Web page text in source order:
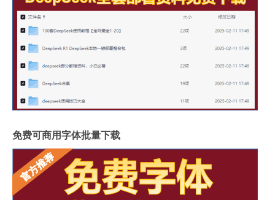
免费可商用字体批量下载